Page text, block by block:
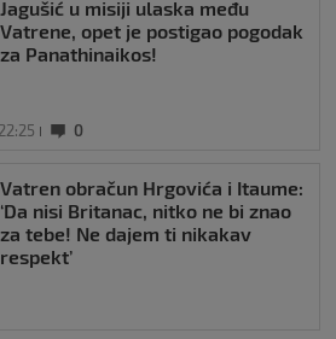
Jagušić u misiji ulaska među
Vatrene, opet je postigao pogodak
za Panathinaikos!
22:25 0
Vatren obračun Hrgovića i Itaume:
‘Da nisi Britanac, nitko ne bi znao
za tebe! Ne dajem ti nikakav
respekt’